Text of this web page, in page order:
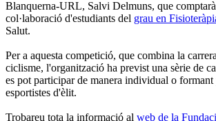
Blanquerna-URL, Salvi Delmuns, que
col·laboració d'estudiants del grau en
Salut.
Per a aquesta competició, que combina la
ciclisme, l'organització ha previst una sèrie de
es pot participar de manera individual o
esportistes d'èlit.
Trobareu tota la informació al web de la